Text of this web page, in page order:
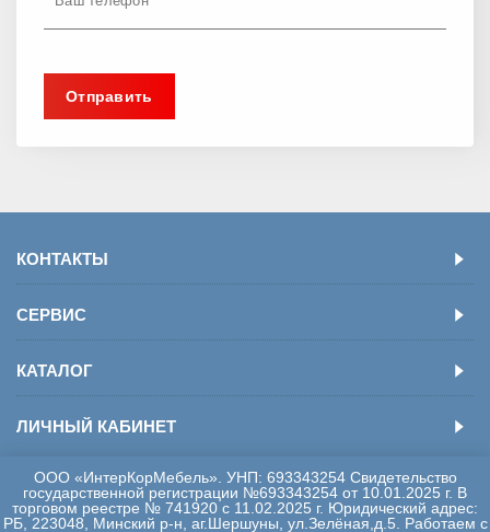
КОНТАКТЫ
СЕРВИС
КАТАЛОГ
ЛИЧНЫЙ КАБИНЕТ
ООО «ИнтерКорМебель». УНП: 693343254 Свидетельство
государственной регистрации №693343254 от 10.01.2025 г. В
торговом реестре № 741920 с 11.02.2025 г. Юридический адрес:
РБ, 223048, Минский р-н, аг.Шершуны, ул.Зелёная,д.5. Работаем с